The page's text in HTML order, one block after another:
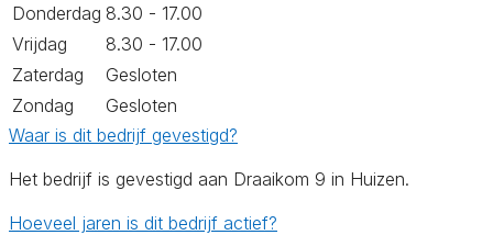
Donderdag 8.30 - 17.00
Vrijdag
8.30 - 17.00
Zaterdag
Gesloten
Zondag
Gesloten
Waar is dit bedrijf gevestigd?
Het bedrijf is gevestigd aan Draaikom 9 in Huizen.
Hoeveel jaren is dit bedrijf actief?